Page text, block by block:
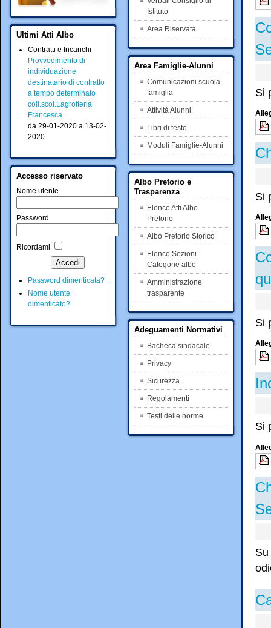
Si
Si
Si
Si
Ultimi Atti Albo
Contratti e Incarichi
Provvedimento di
individuazione
destinatario di contratto
a tempo determinato
coll.scol.Lagrotteria
Francesca
da 29-01-2020 a 13-02-
2020
Accesso riservato
Nome utente
Password
Ricordami
Password dimenticata?
Nome utente
dimenticato?
Istituto
Area Riservata
Area Famiglie-Alunni
Comunicazioni scuola-
famiglia
Attività Alunni
Libri di testo
Moduli Famiglie-Alunni
Albo Pretorio e
Trasparenza
Elenco Atti Albo
Pretorio
Albo Pretorio Storico
Elenco Sezioni-
Categorie albo
Amministrazione
trasparente
Adeguamenti Normativi
Bacheca sindacale
Privacy
Sicurezza
Regolamenti
Testi delle norme